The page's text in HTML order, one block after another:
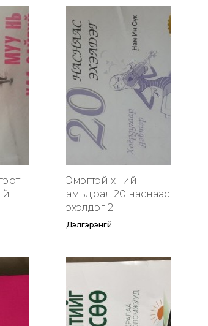
Эмэгтэй хүний
амьдрал 20 наснаас
эхэлдэг 2
Дэлгэрэнгүй